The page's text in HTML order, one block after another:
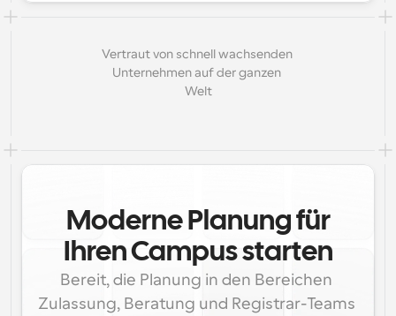
Vertraut von schnell wachsenden
Unternehmen auf der ganzen
Welt
Moderne Planung für
Ihren Campus starten
Bereit, die Planung in den Bereichen
Zulassung, Beratung und Registrar-Teams